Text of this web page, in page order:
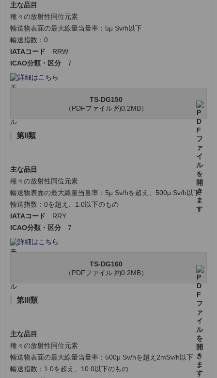
主な品目
種々の放射性同位元素
輸送物表面の最大線量当量率：5μ Sv/h以下
輸送指数：0
IATAコード
RRW
ICAO分類・区分
7
詳細はこちら
TS-DG150
（PDFファイル 約0.2MB）
第II類
主な品目
種々の放射性同位元素
輸送物表面の最大線量当量率：5μ Sv/hを超え、500μ Sv/h以下
輸送指数：0を超え、1.0以下のもの
IATAコード
RRY
ICAO分類・区分
7
詳細はこちら
TS-DG160
（PDFファイル 約0.2MB）
第III類
主な品目
種々の放射性同位元素
輸送物表面の最大線量当量率：500μ Sv/hを超え2mSv/h以下
輸送指数：1.0を超え、10.0以下のもの